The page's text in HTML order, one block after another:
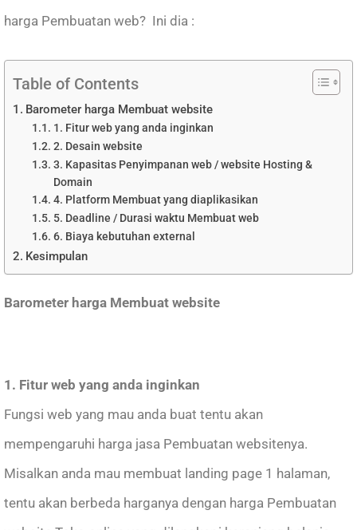
harga Pembuatan web? Ini dia :
Table of Contents
Barometer harga Membuat website
1. Fitur web yang anda inginkan
2. Desain website
3. Kapasitas Penyimpanan web / website Hosting &
Domain
4. Platform Membuat yang diaplikasikan
5. Deadline / Durasi waktu Membuat web
6. Biaya kebutuhan external
Kesimpulan
Barometer harga Membuat website
1. Fitur web yang anda inginkan
Fungsi web yang mau anda buat tentu akan
mempengaruhi harga jasa Pembuatan websitenya.
Misalkan anda mau membuat landing page 1 halaman,
tentu akan berbeda harganya dengan harga Pembuatan